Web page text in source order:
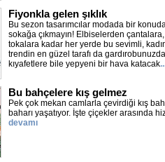
Fiyonkla gelen şıklık
Bu sezon tasarımcılar modada bir
sokağa çıkmayın! Elbiselerden
tokalara kadar her yerde bu sevimli,
trendin en güzel tarafı da
kıyafetlere bile yepyeni bir hava katacak
Bu bahçelere kış gelmez
Pek çok mekan camlarla çevirdiği kış
baharı yaşatıyor. İşte çiçekler arasında
devamı